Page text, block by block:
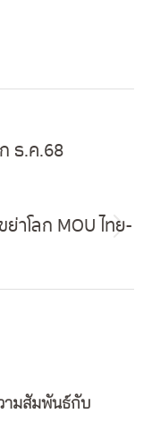
ธ.ค.68
ย่าโลก MOU ไทย-
ามสัมพันธ์กับ